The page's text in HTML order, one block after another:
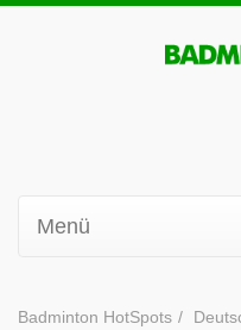
Menü
Badminton HotSpots